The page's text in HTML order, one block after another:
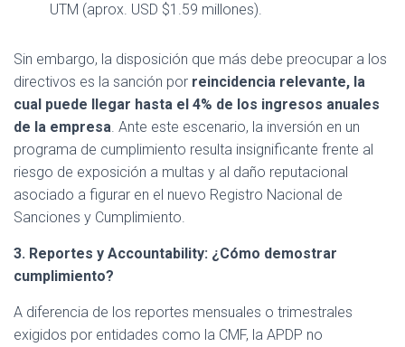
UTM (aprox. USD $1.59 millones).
Sin embargo, la disposición que más debe preocupar a los
directivos es la sanción por reincidencia relevante, la
cual puede llegar hasta el 4% de los ingresos anuales
de la empresa. Ante este escenario, la inversión en un
programa de cumplimiento resulta insignificante frente al
riesgo de exposición a multas y al daño reputacional
asociado a figurar en el nuevo Registro Nacional de
Sanciones y Cumplimiento.
3. Reportes y Accountability: ¿Cómo demostrar
cumplimiento?
A diferencia de los reportes mensuales o trimestrales
exigidos por entidades como la CMF, la APDP no